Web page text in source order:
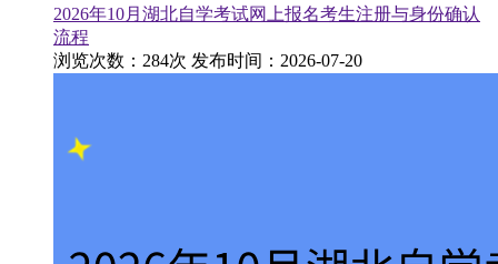
2026年10月湖北自学考试网上报名考生注册与身份确认
流程
浏览次数：284次 发布时间：2026-07-20